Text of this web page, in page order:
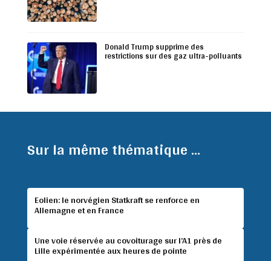
Donald Trump supprime des
restrictions sur des gaz ultra-polluants
Sur la même thématique ...
Eolien: le norvégien Statkraft se renforce en
Allemagne et en France
Une voie réservée au covoiturage sur l’A1 près de
Lille expérimentée aux heures de pointe